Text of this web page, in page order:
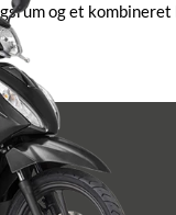
og et kombineret